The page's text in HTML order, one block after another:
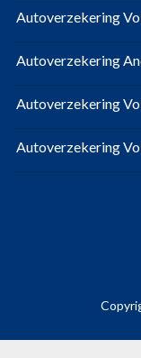
Autoverzekering
Autoverzekering
Autoverzekering
Autoverzekering